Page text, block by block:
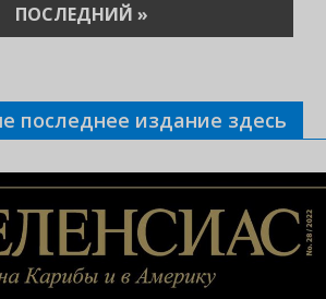
ПОСЛЕДНЯЯ
СТРАНИЦА
ПОСЛЕДНИЙ »
последнее издание здесь